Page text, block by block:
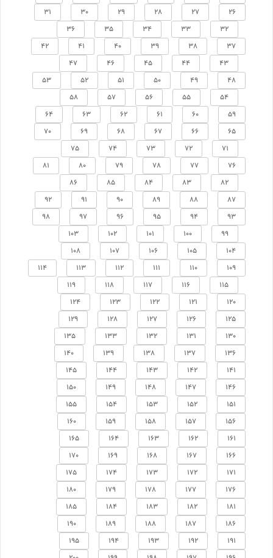
26
27
28
29
30
31
32
33
34
35
36
37
38
39
40
41
42
43
44
45
46
47
48
49
50
51
52
53
54
55
56
57
58
59
60
61
62
63
64
65
66
67
68
69
70
71
72
73
74
75
76
77
78
79
80
81
82
83
84
85
86
87
88
89
90
91
92
93
94
95
96
97
98
99
100
101
102
103
104
105
106
107
108
109
110
111
112
113
114
115
116
117
118
119
120
121
122
123
124
125
126
127
128
129
130
131
132
133
135
136
137
138
139
140
141
142
143
144
145
146
147
148
149
150
151
152
153
154
155
156
157
158
159
160
161
162
163
164
165
166
167
168
169
170
171
172
173
174
175
176
177
178
179
180
181
182
183
184
185
186
187
188
189
190
191
192
193
194
195